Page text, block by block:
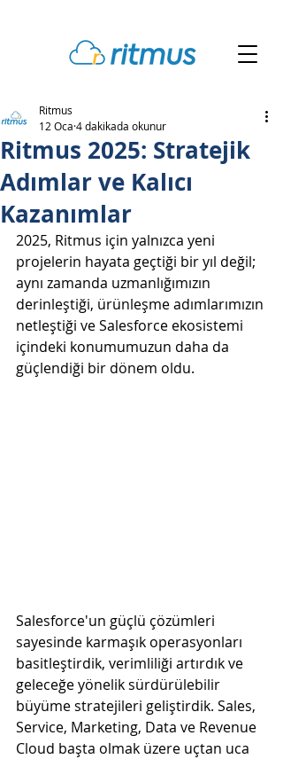
Ritmus 2025: Stratejik
Adımlar ve Kalıcı
Kazanımlar
Ritmus
12 Oca 4 dakikada okunur
2025, Ritmus için yalnızca yeni
projelerin hayata geçtiği bir yıl değil;
aynı zamanda uzmanlığımızın
derinleştiği, ürünleşme adımlarımızın
netleştiği ve Salesforce ekosistemi
içindeki konumumuzun daha da
güçlendiği bir dönem oldu.
Salesforce'un güçlü çözümleri
sayesinde karmaşık operasyonları
basitleştirdik, verimliliği artırdık ve
geleceğe yönelik sürdürülebilir
büyüme stratejileri geliştirdik. Sales,
Service, Marketing, Data ve Revenue
Cloud başta olmak üzere uçtan uca